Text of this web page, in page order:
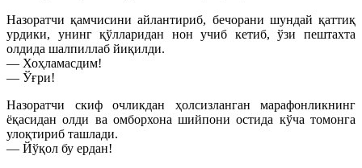
Назоратчи қамчисини айлантириб, бечорани шундай қаттиқ
урдики, унинг қўлларидан нон учиб кетиб, ўзи пештахта
олдида шалпиллаб йиқилди.
— Хоҳламасдим!
— Ўғри!
Назоратчи скиф очликдан ҳолсизланган марафонликнинг
ёқасидан олди ва омборхона шийпони остида кўча томонга
улоқтириб ташлади.
— Йўқол бу ердан!